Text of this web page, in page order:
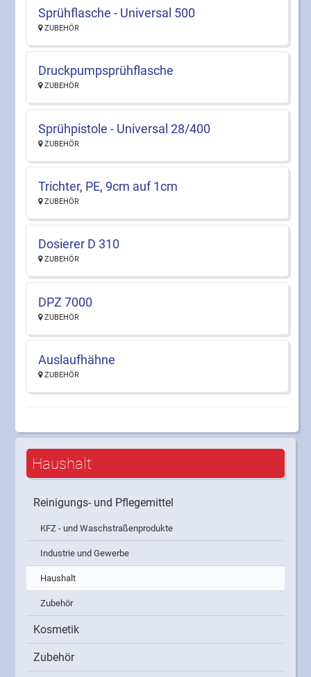
Sprühflasche - Universal 500
ZUBEHÖR
Druckpumpsprühflasche
ZUBEHÖR
Sprühpistole - Universal 28/400
ZUBEHÖR
Trichter, PE, 9cm auf 1cm
ZUBEHÖR
Dosierer D 310
ZUBEHÖR
DPZ 7000
ZUBEHÖR
Auslaufhähne
ZUBEHÖR
Haushalt
Reinigungs- und Pflegemittel
KFZ - und Waschstraßenprodukte
Industrie und Gewerbe
Haushalt
Zubehör
Kosmetik
Zubehör